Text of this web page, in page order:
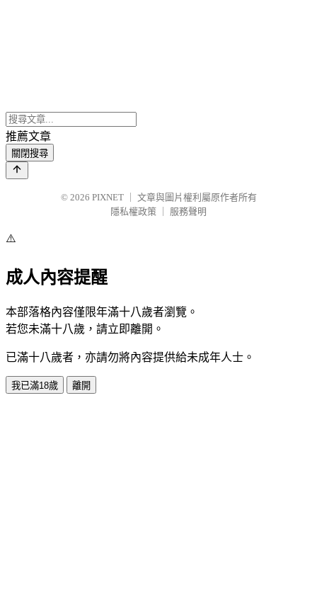
推薦文章
關閉搜尋
© 2026 PIXNET
文章與圖片權利屬原作者所有
隱私權政策
服務聲明
⚠️
成人內容提醒
本部落格內容僅限年滿十八歲者瀏覽。
若您未滿十八歲，請立即離開。
已滿十八歲者，亦請勿將內容提供給未成年人士。
我已滿18歲 離開